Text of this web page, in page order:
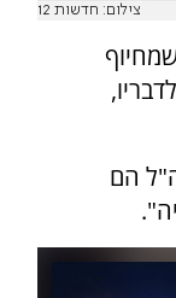
צילום: חדשות 12
הם